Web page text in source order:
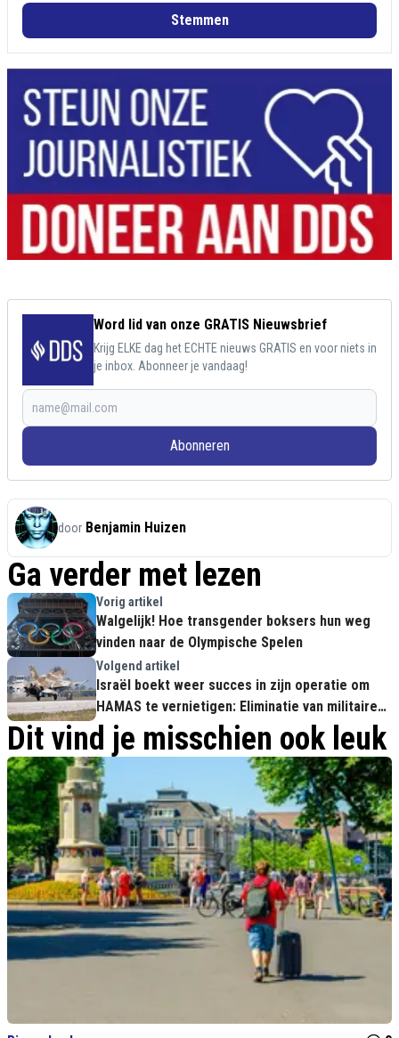
Stemmen
Word lid van onze GRATIS Nieuwsbrief
Krijg ELKE dag het ECHTE nieuws GRATIS en voor niets in
je inbox. Abonneer je vandaag!
Abonneren
door Benjamin Huizen
Ga verder met lezen
Vorig artikel
Walgelijk! Hoe transgender boksers hun weg
vinden naar de Olympische Spelen
Volgend artikel
Israël boekt weer succes in zijn operatie om
HAMAS te vernietigen: Eliminatie van militaire
leider Mohammed Deif
Dit vind je misschien ook leuk